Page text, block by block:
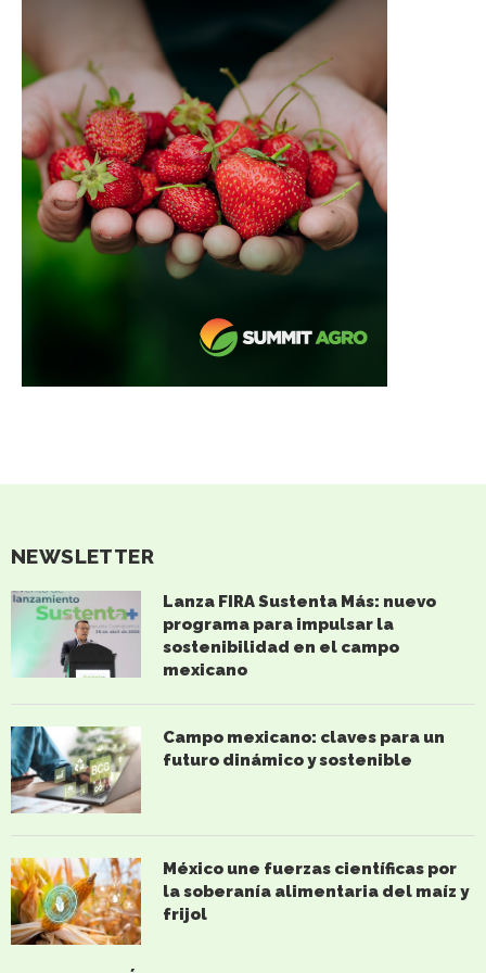
NEWSLETTER
Lanza FIRA Sustenta Más: nuevo
programa para impulsar la
sostenibilidad en el campo
mexicano
Campo mexicano: claves para un
futuro dinámico y sostenible
México une fuerzas científicas por
la soberanía alimentaria del maíz y
frijol